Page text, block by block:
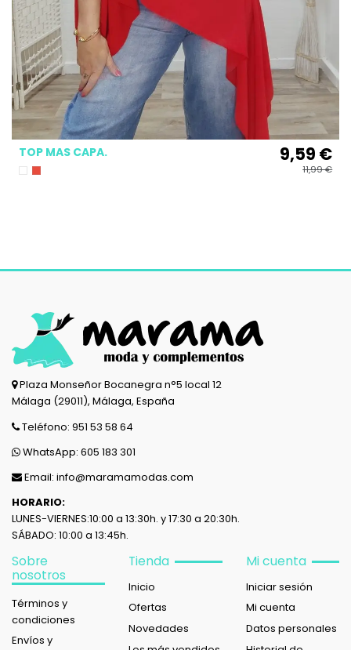
TOP MAS CAPA. 9,59 €
11,99 €
Plaza Monseñor Bocanegra n°5 local 12
Málaga (29011), Málaga, España
Teléfono: 951 53 58 64
WhatsApp: 605 183 301
Email: info@maramamodas.com
HORARIO:
LUNES-VIERNES:10:00 a 13:30h. y 17:30 a 20:30h.
SÁBADO: 10:00 a 13:45h.
Sobre
nosotros
Términos y
condiciones
Envíos y
Tienda
Inicio
Ofertas
Novedades
Mi cuenta
Iniciar sesión
Mi cuenta
Datos personales